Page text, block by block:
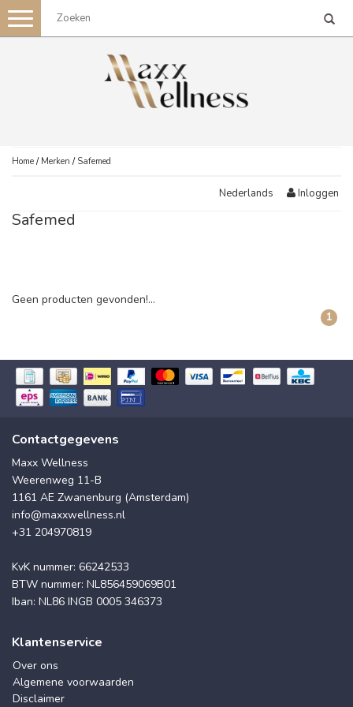
Toggle
navigation
Home / Merken / Safemed
Nederlands Inloggen
Safemed
Geen producten gevonden!...
1
Contactgegevens
Maxx Wellness
Weerenweg 11-B
1161 AE Zwanenburg (Amsterdam)
info@maxxwellness.nl
+31 204970819
KvK nummer: 66242533
BTW nummer: NL856459069B01
Iban: NL86 INGB 0005 346373
Klantenservice
Over ons
Algemene voorwaarden
Disclaimer